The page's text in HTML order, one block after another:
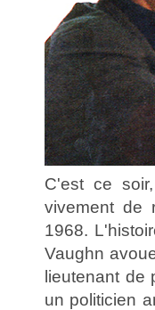
C'est ce
vivement de
1968.
Vaughn
lieutenant de
un politicien